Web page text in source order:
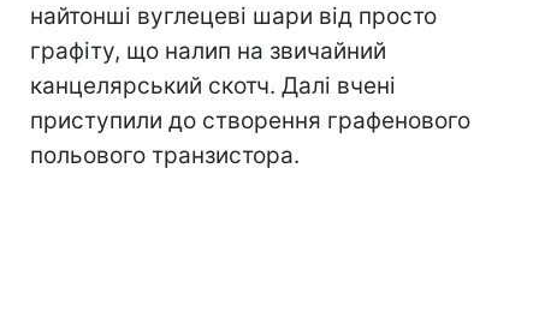
найтонші вуглецеві шари від просто
графіту, що налип на звичайний
канцелярський скотч. Далі вчені
приступили до створення графенового
польового транзистора.